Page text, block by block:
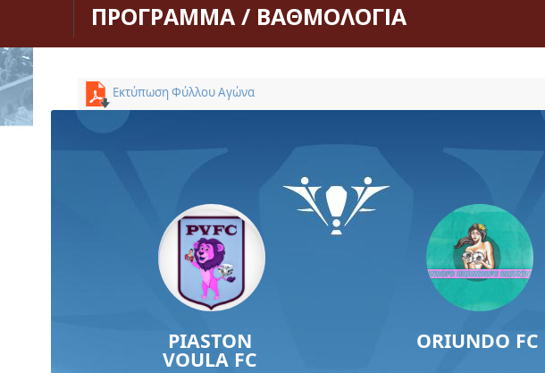
ΠΡΟΓΡΑΜΜΑ / ΒΑΘΜΟΛΟΓΙΑ
Εκτύπωση Φύλλου Αγώνα
PIASTON
VOULA FC
ORIUNDO FC